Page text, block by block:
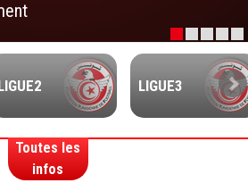
LIGUE3
Toutes les
infos